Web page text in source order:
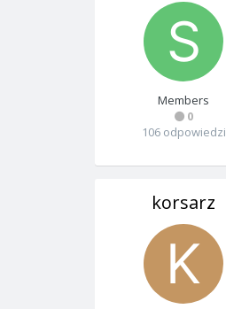
Members
0
106 odpowiedzi
korsarz